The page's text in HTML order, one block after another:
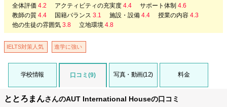
全体評価 4.2 アクティビティの充実度 4.4 サポート体制 4.6
教師の質 4.4 国籍バランス 3.1 施設・設備 4.4 授業の内容 4.3
他の生徒の雰囲気 3.8 立地環境 4.8
IELTS対策人気 進学に強い
学校情報 口コミ(9) 写真・動画(12) 料金
ととろまんさんのAUT International Houseの口コミ